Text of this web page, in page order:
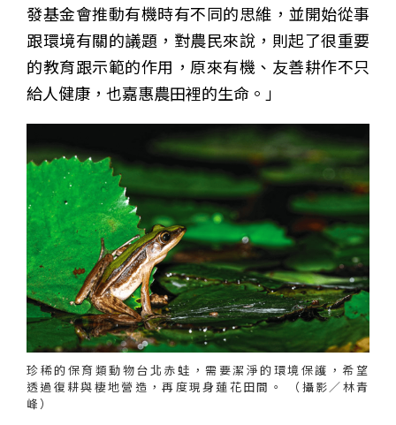
發基金會推動有機時有不同的思維，並開始從事
跟環境有關的議題，對農民來說，則起了很重要
的教育跟示範的作用，原來有機、友善耕作不只
給人健康，也嘉惠農田裡的生命。」
珍稀的保育類動物台北赤蛙，需要潔淨的環境保護，希望
透過復耕與棲地營造，再度現身蓮花田間。 （攝影／林青
峰）